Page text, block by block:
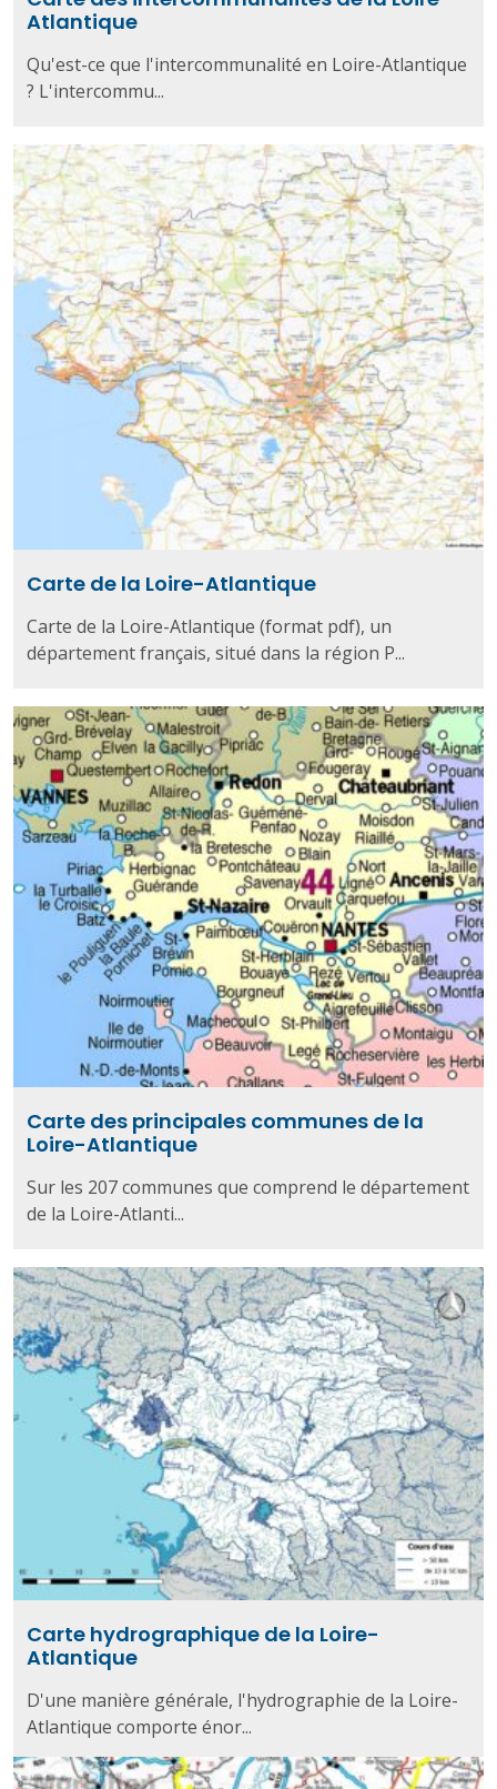
Atlantique
Qu'est-ce que l'intercommunalité en Loire-Atlantique
? L'intercommu...
Carte de la Loire-Atlantique
Carte de la Loire-Atlantique (format pdf), un
département français, situé dans la région P...
Carte des principales communes de la
Loire-Atlantique
Sur les 207 communes que comprend le département
de la Loire-Atlanti...
Carte hydrographique de la Loire-
Atlantique
D'une manière générale, l'hydrographie de la Loire-
Atlantique comporte énor...